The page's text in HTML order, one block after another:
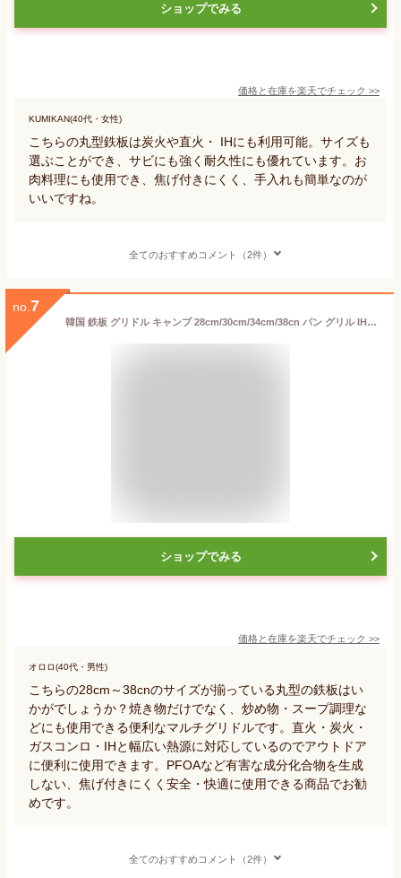
ショップでみる
価格と在庫を楽天でチェック >>
KUMIKAN(40代・女性)
こちらの丸型鉄板は炭火や直火・ IHにも利用可能。サイズも
選ぶことができ、サビにも強く耐久性にも優れています。お
肉料理にも使用でき、焦げ付きにくく、手入れも簡単なのが
いいですね。
全てのおすすめコメント（2件）
no. 7
韓国 鉄板 グリドル キャンプ 28cm/30cm/34cm/38cn パン グリル IH対応 焼肉 グリルパン ガスコンロ 炭火 丸型 ステーキ キッチン プレート BBQ アウトドア 丸形 ソロ 直火対応 バーベキュー キャンプ アウトドア ステーキ 軽量
ショップでみる
価格と在庫を楽天でチェック >>
オロロ(40代・男性)
こちらの28cm～38cnのサイズが揃っている丸型の鉄板はい
かがでしょうか？焼き物だけでなく、炒め物・スープ調理な
どにも使用できる便利なマルチグリドルです。直火・炭火・
ガスコンロ・IHと幅広い熱源に対応しているのでアウトドア
に便利に使用できます。PFOAなど有害な成分化合物を生成
しない、焦げ付きにくく安全・快適に使用できる商品でお勧
めです。
全てのおすすめコメント（2件）